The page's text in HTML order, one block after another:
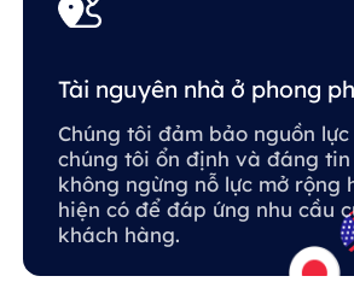
Tài nguyên nhà ở phong
Chúng tôi đảm bảo nguồn
chúng tôi ổn định và đáng
không ngừng nỗ lực mở rộng
hiện có để đáp ứng nhu cầu
khách hàng.